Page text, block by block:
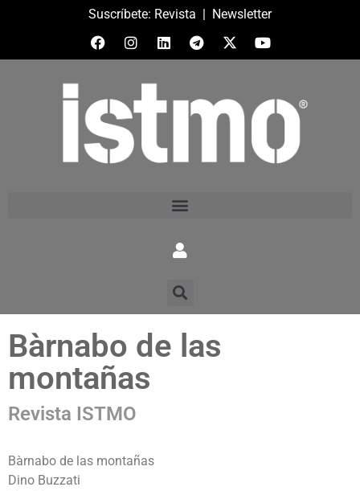
Suscríbete: Revista | Newsletter
Bàrnabo de las
montañas
Revista ISTMO
Bàrnabo de las montañas
Dino Buzzati